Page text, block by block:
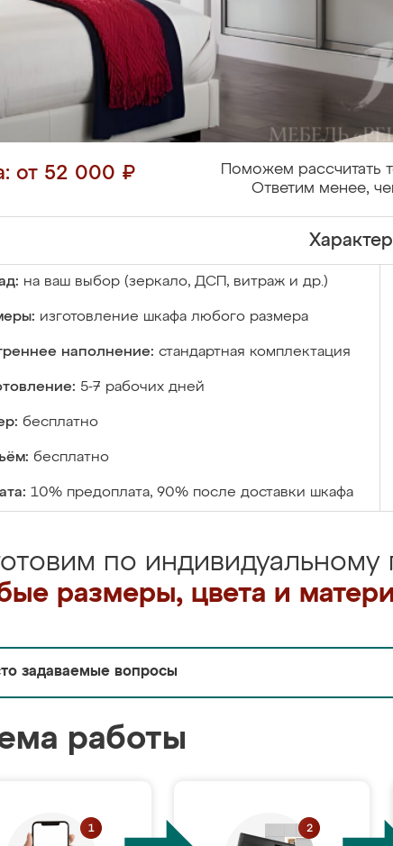
от 52 000 ₽
Поможем рассчитать
Ответим менее,
на ваш выбор (зеркало, ДСП, витраж и др.)
изготовление шкафа любого размера
наполнение: стандартная комплектация
5-7 рабочих дней
бесплатно
бесплатно
10% предоплата, 90% после доставки шкафа
по индивидуальному
размеры, цвета и
задаваемые вопросы
работы